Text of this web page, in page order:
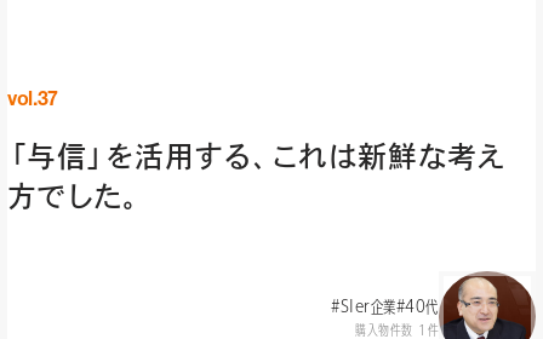
vol.37
「与信」を活用する、これは新鮮な考え
方でした。
#SIer企業#40代
購入物件数 1件